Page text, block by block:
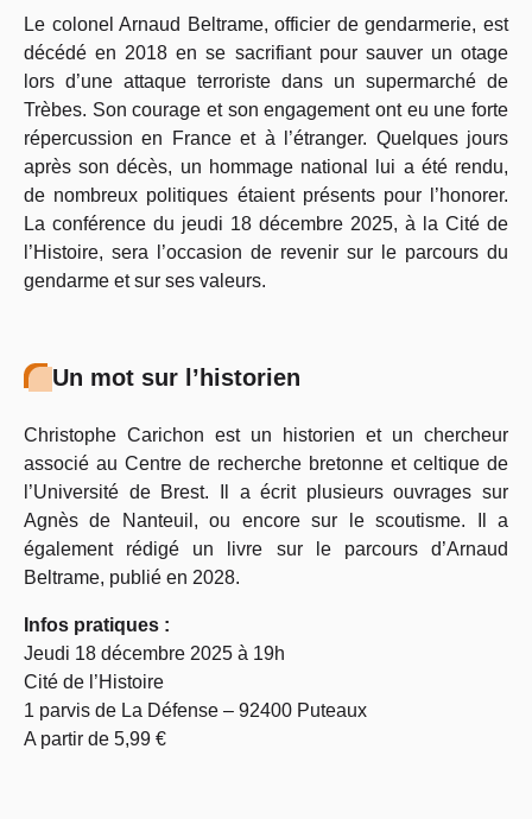
Le colonel Arnaud Beltrame, officier de gendarmerie, est
décédé en 2018 en se sacrifiant pour sauver un otage
lors d’une attaque terroriste dans un supermarché de
Trèbes. Son courage et son engagement ont eu une forte
répercussion en France et à l’étranger. Quelques jours
après son décès, un hommage national lui a été rendu,
de nombreux politiques étaient présents pour l’honorer.
La conférence du jeudi 18 décembre 2025, à la Cité de
l’Histoire, sera l’occasion de revenir sur le parcours du
gendarme et sur ses valeurs.
Un mot sur l’historien
Christophe Carichon est un historien et un chercheur
associé au Centre de recherche bretonne et celtique de
l’Université de Brest. Il a écrit plusieurs ouvrages sur
Agnès de Nanteuil, ou encore sur le scoutisme. Il a
également rédigé un livre sur le parcours d’Arnaud
Beltrame, publié en 2028.
Infos pratiques :
Jeudi 18 décembre 2025 à 19h
Cité de l’Histoire
1 parvis de La Défense – 92400 Puteaux
A partir de 5,99 €